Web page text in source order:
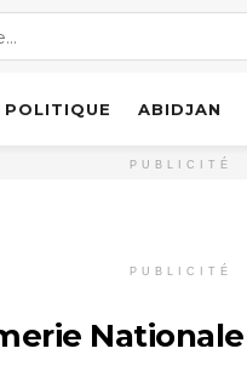
POLITIQUE ABIDJAN
PUBLICITÉ
PUBLICITÉ
Nationale